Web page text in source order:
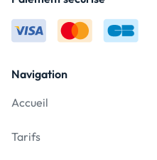
Navigation
Accueil
Tarifs